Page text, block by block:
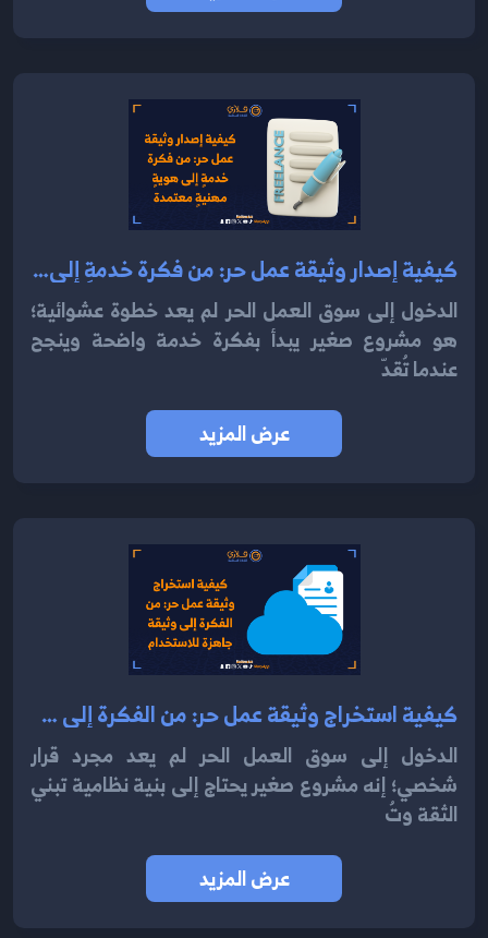
كيفية إصدار وثيقة عمل حر: من فكرة خدمةٍ إلى هويةٍ مهنيةٍ معتمدة 2025
الدخول إلى سوق العمل الحر لم يعد خطوة عشوائية؛
هو مشروع صغير يبدأ بفكرة خدمة واضحة وينجح
عندما تُقدّ
عرض المزيد
كيفية استخراج وثيقة عمل حر: من الفكرة إلى وثيقة جاهزة للاستخدام 2025
الدخول إلى سوق العمل الحر لم يعد مجرد قرار
شخصي؛ إنه مشروع صغير يحتاج إلى بنية نظامية تبني
الثقة وتُ
عرض المزيد